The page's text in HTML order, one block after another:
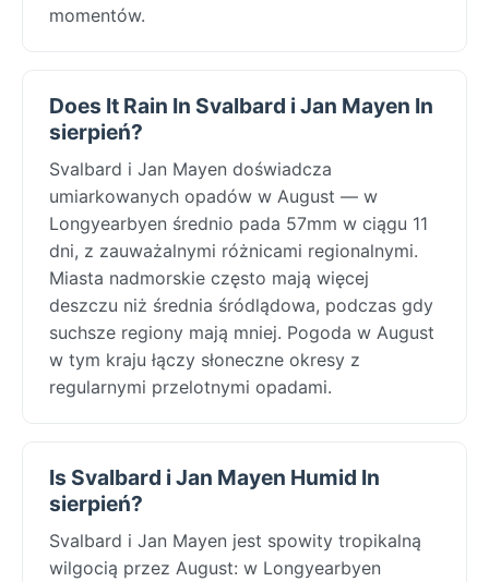
momentów.
Does It Rain In Svalbard i Jan Mayen In
sierpień?
Svalbard i Jan Mayen doświadcza
umiarkowanych opadów w August — w
Longyearbyen średnio pada 57mm w ciągu 11
dni, z zauważalnymi różnicami regionalnymi.
Miasta nadmorskie często mają więcej
deszczu niż średnia śródlądowa, podczas gdy
suchsze regiony mają mniej. Pogoda w August
w tym kraju łączy słoneczne okresy z
regularnymi przelotnymi opadami.
Is Svalbard i Jan Mayen Humid In
sierpień?
Svalbard i Jan Mayen jest spowity tropikalną
wilgocią przez August: w Longyearbyen